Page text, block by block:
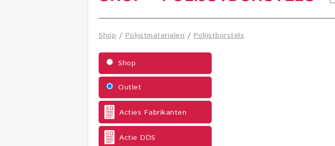
Shop /Polijstmaterialen /Polijstborstels
Shop
Outlet
Acties Fabrikanten
Actie DDS